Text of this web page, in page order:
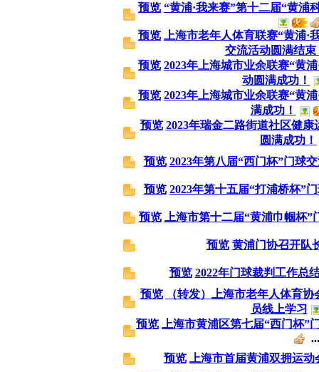
预览 “黄浦·我来赛”第十二届“黄浦
预览
上海市老年人体育联赛“黄浦
交流活动圆满结束
预览 2023年上海城市业余联赛“黄
动圆满成功！
预览 2023年上海城市业余联赛“黄
满成功！
预览 2023年瑞金二路街道社区健
圆满成功！
预览 2023年第八届“西门杯”门球
预览 2023年第十五届“打浦桥杯”
预览 上海市第十二届“黄浦巾帼杯
预览 黄浦门协召开队
预览 2022年门球裁判工作总
预览
（转发）上海市老年人体育
员线上学习
预览
上海市黄浦区第七届“西门杯”
...
预览
上海市首届黄浦双拥运